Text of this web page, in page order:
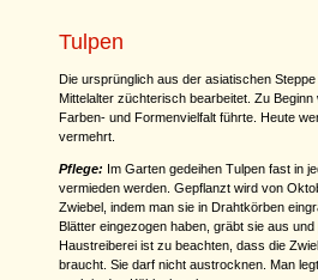
Tulpen
Die ursprünglich aus der asiatischen
Mittelalter züchterisch bearbeitet. Zu
Farben- und Formenvielfalt führte. Heute
vermehrt.
Pflege: Im Garten gedeihen Tulpen fast in
vermieden werden. Gepflanzt wird von
Zwiebel, indem man sie in Drahtkörben
Blätter eingezogen haben, gräbt sie aus
Haustreiberei ist zu beachten, dass die
braucht. Sie darf nicht austrocknen. Man